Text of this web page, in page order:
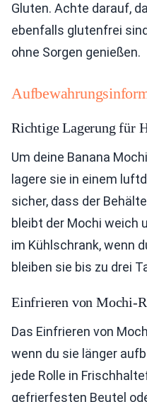
Gluten. Achte darauf,
ebenfalls glutenfrei
ohne Sorgen genießen.
Richtige Lagerung für
Um deine Banana
lagere sie in einem
sicher, dass der
bleibt der Mochi weich
im Kühlschrank, wenn
bleiben sie bis zu drei
Einfrieren von Mochi-
Das Einfrieren von
wenn du sie länger
jede Rolle in
gefrierfesten Beutel